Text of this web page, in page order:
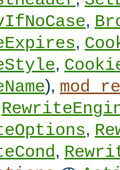
,
,
,
),
,
,